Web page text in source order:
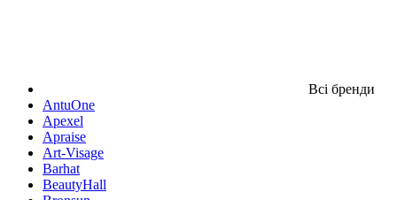
Всі бренди
AntuOne
Apexel
Apraise
Art-Visage
Barhat
BeautyHall